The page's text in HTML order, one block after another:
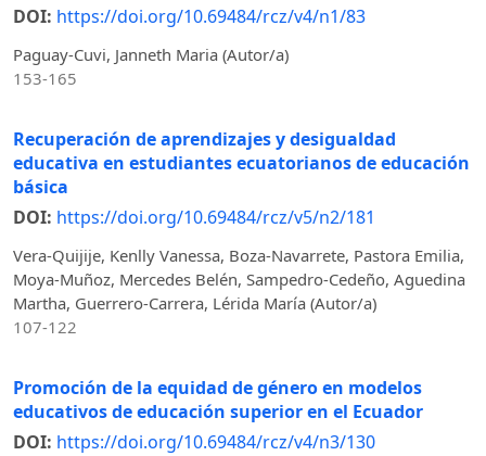
DOI: https://doi.org/10.69484/rcz/v4/n1/83
Paguay-Cuvi, Janneth Maria (Autor/a)
153-165
Recuperación de aprendizajes y desigualdad
educativa en estudiantes ecuatorianos de educación
básica
DOI: https://doi.org/10.69484/rcz/v5/n2/181
Vera-Quijije, Kenlly Vanessa, Boza-Navarrete, Pastora Emilia,
Moya-Muñoz, Mercedes Belén, Sampedro-Cedeño, Aguedina
Martha, Guerrero-Carrera, Lérida María (Autor/a)
107-122
Promoción de la equidad de género en modelos
educativos de educación superior en el Ecuador
DOI: https://doi.org/10.69484/rcz/v4/n3/130